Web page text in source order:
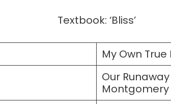
Textbook: ‘Bliss’
My Own
Our
Montgomery